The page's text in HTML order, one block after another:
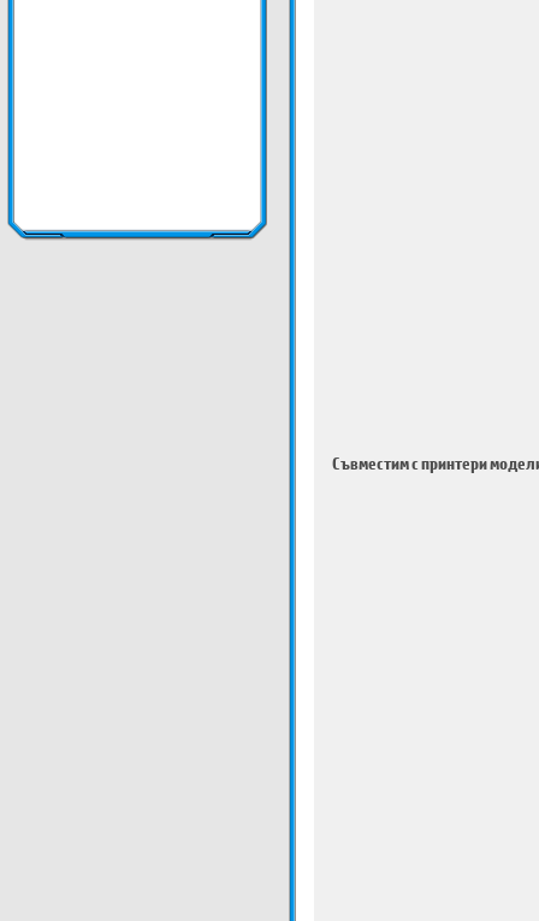
Съвместим с принтери